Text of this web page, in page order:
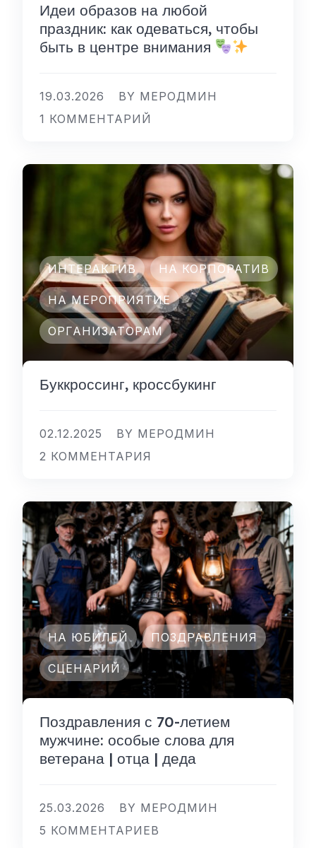
Идеи образов на любой
праздник: как одеваться, чтобы
быть в центре внимания
19.03.2026
BY МЕРОДМИН
1 КОММЕНТАРИЙ
ИНТЕРАКТИВ НА КОРПОРАТИВ
НА МЕРОПРИЯТИЕ
ОРГАНИЗАТОРАМ
Буккроссинг, кроссбукинг
02.12.2025
BY МЕРОДМИН
2 КОММЕНТАРИЯ
НА ЮБИЛЕЙ ПОЗДРАВЛЕНИЯ
СЦЕНАРИЙ
Поздравления с 70-летием
мужчине: особые слова для
ветерана | отца | деда
25.03.2026
BY МЕРОДМИН
5 КОММЕНТАРИЕВ